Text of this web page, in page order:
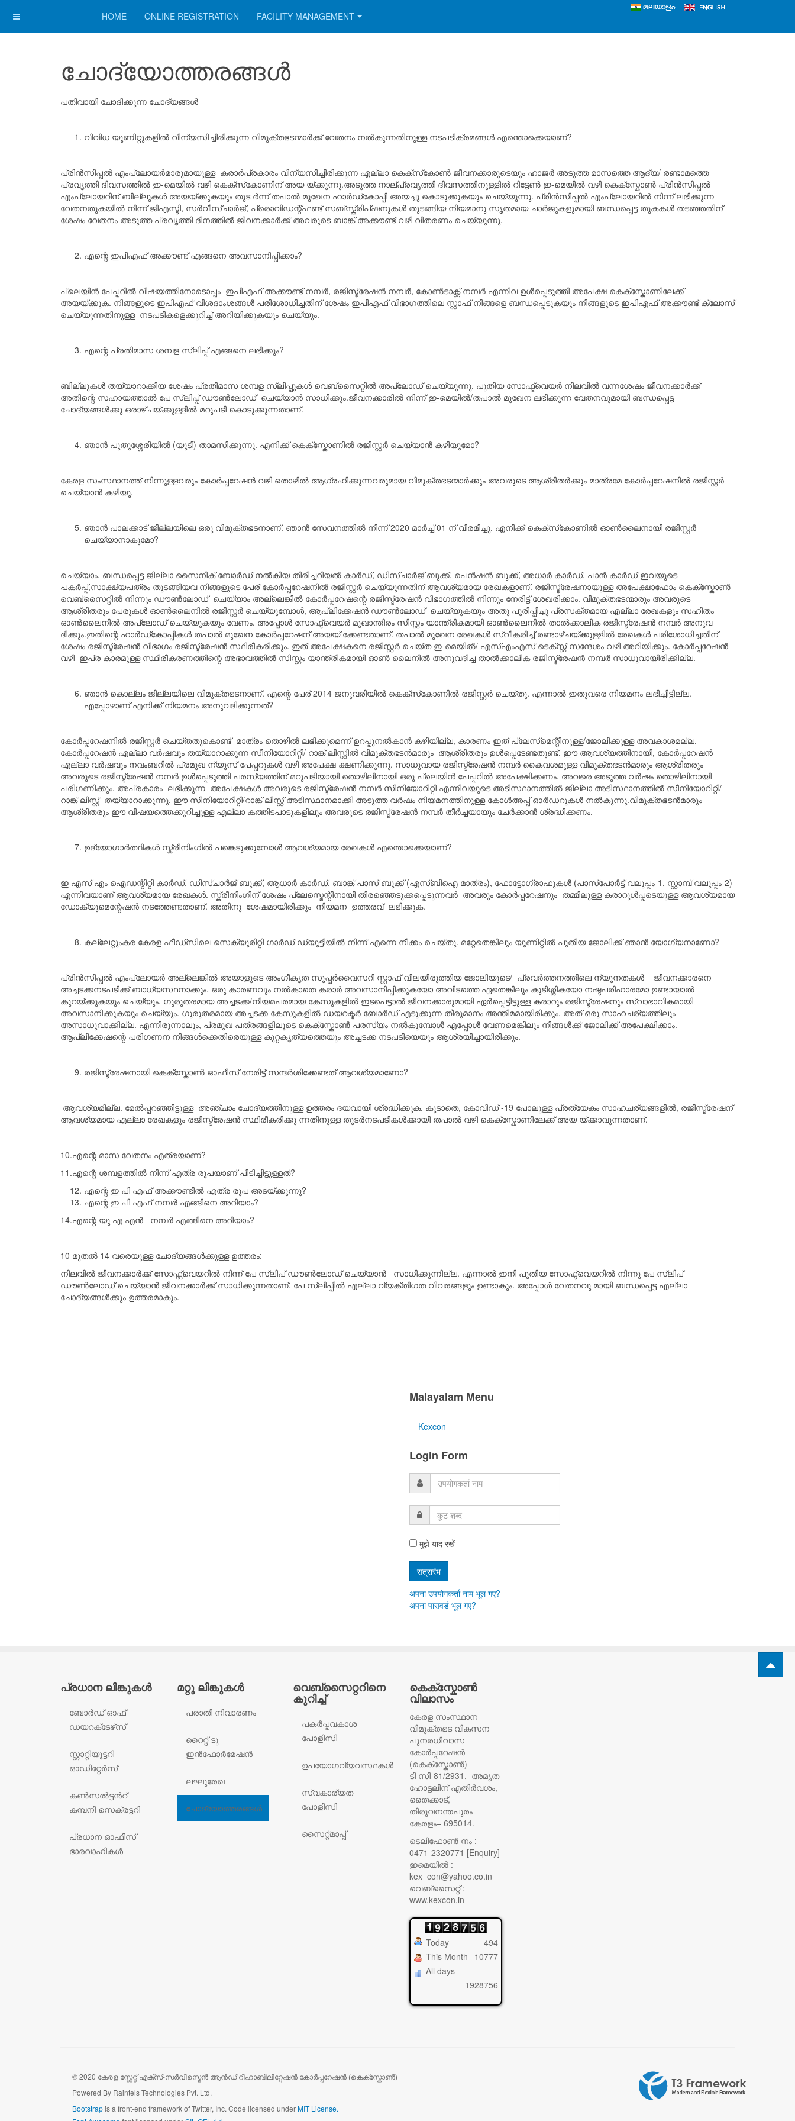
HOME ONLINE REGISTRATION FACILITY MANAGEMENT
ചോദ്യോത്തരങ്ങൾ
പതിവായി ചോദിക്കുന്ന ചോദ്യങ്ങൾ
വിവിധ യൂണിറ്റുകളിൽ വിന്യസിച്ചിരിക്കുന്ന വിമുക്തഭടന്മാർക്ക് വേതനം നൽകുന്നതിനുള്ള നടപടിക്രമങ്ങൾ എന്തൊക്കെയാണ്?
പ്രിൻസിപ്പൽ എംപ്ലോയർമാരുമായുള്ള കരാർപ്രകാരം വിന്യസിച്ചിരിക്കുന്ന എല്ലാ കെക്‌സ്‌കോൺ ജീവനക്കാരുടെയും ഹാജർ അടുത്ത മാസത്തെ ആദ്യ/ രണ്ടാമത്തെ
പ്രവൃത്തി ദിവസത്തിൽ ഇ-മെയിൽ വഴി കെക്‌സ്‌കോണിന് അയ യ്ക്കുന്നു.അടുത്ത നാല്പ്രവൃത്തി ദിവസത്തിനുള്ളിൽ റിട്ടേൺ ഇ-മെയിൽ വഴി കെക്സ്കോൺ പ്രിൻസിപ്പൽ
എം‌പ്ലോയറിന് ബില്ലുകൾ അയയ്ക്കുകയും തുട ർന്ന് തപാൽ മുഖേന ഹാർഡ്കോപ്പി അയച്ചു കൊടുക്കുകയും ചെയ്യുന്നു. പ്രിൻസിപ്പൽ എം‌പ്ലോയറിൽ നിന്ന് ലഭിക്കുന്ന
വേതനതുകയിൽ നിന്ന് ജിഎസ്ടി, സർവീസ്ചാർജ്, പ്രൊവിഡന്റ്ഫണ്ട് സബ്സ്ക്രിപ്ഷനുകൾ തുടങ്ങിയ നിയമാനു സൃതമായ ചാർജുകളുമായി ബന്ധപ്പെട്ട തുകകൾ തടഞ്ഞതിന്
ശേഷം വേതനം അടുത്ത പ്രവൃത്തി ദിനത്തിൽ ജീവനക്കാർക്ക് അവരുടെ ബാങ്ക് അക്കൗണ്ട് വഴി വിതരണം ചെയ്യുന്നു.
എന്റെ ഇപിഎഫ് അക്കൗണ്ട് എങ്ങനെ അവസാനിപ്പിക്കാം?
പ്ലെയിൻ പേപ്പറിൽ വിഷയത്തിനോടൊപ്പം ഇപിഎഫ് അക്കൗണ്ട് നമ്പർ, രജിസ്ട്രേഷൻ നമ്പർ, കോൺടാക്റ്റ് നമ്പർ എന്നിവ ഉൾപ്പെടുത്തി അപേക്ഷ കെക്സ്കോണിലേക്ക്
അയയ്ക്കുക. നിങ്ങളുടെ ഇപി‌എഫ് വിശദാംശങ്ങൾ പരിശോധിച്ചതിന് ശേഷം ഇപി‌എഫ് വിഭാഗത്തിലെ സ്റ്റാഫ് നിങ്ങളെ ബന്ധപ്പെടുകയും നിങ്ങളുടെ ഇപി‌എഫ് അക്കൗണ്ട് ക്ലോസ്
ചെയ്യുന്നതിനുള്ള നടപടികളെക്കുറിച്ച് അറിയിക്കുകയും ചെയ്യും.
എന്റെ പ്രതിമാസ ശമ്പള സ്ലിപ്പ് എങ്ങനെ ലഭിക്കും?
ബില്ലുകൾ തയ്യാറാക്കിയ ശേഷം പ്രതിമാസ ശമ്പള സ്ലിപ്പുകൾ വെബ്സൈറ്റിൽ അപ്‌ലോഡ് ചെയ്യുന്നു. പുതിയ സോഫ്ട്‍വെയർ നിലവിൽ വന്നശേഷം ജീവനക്കാർക്ക്
അതിന്റെ സഹായത്താൽ പേ സ്ലിപ്പ് ഡൗൺലോഡ് ചെയ്യാൻ സാധിക്കും.ജീവനക്കാരിൽ നിന്ന് ഇ-മെയിൽ/തപാൽ മുഖേന ലഭിക്കുന്ന വേതനവുമായി ബന്ധപ്പെട്ട
ചോദ്യങ്ങൾക്കു ഒരാഴ്ചയ്ക്കുള്ളിൽ മറുപടി കൊടുക്കുന്നതാണ്.
ഞാൻ പുതുശ്ശേരിയിൽ (യുടി) താമസിക്കുന്നു. എനിക്ക് കെക്സ്കോണിൽ രജിസ്റ്റർ ചെയ്യാൻ കഴിയുമോ?
കേരള സംസ്ഥാനത്ത് നിന്നുള്ളവരും കോർപ്പറേഷൻ വഴി തൊഴിൽ ആഗ്രഹിക്കുന്നവരുമായ വിമുക്തഭടന്മാർക്കും അവരുടെ ആശ്രിതർക്കും മാത്രമേ കോർപ്പറേഷനിൽ രജിസ്റ്റർ
ചെയ്യാൻ കഴിയൂ.
ഞാൻ പാലക്കാട് ജില്ലയിലെ ഒരു വിമുക്തഭടനാണ്. ഞാൻ സേവനത്തിൽ നിന്ന് 2020 മാർച്ച് 01 ന് വിരമിച്ചു. എനിക്ക് കെക്സ്‌കോണിൽ ഓൺലൈനായി രജിസ്റ്റർ
ചെയ്യാനാകുമോ?
ചെയ്യാം. ബന്ധപ്പെട്ട ജില്ലാ സൈനിക് ബോർഡ് നൽകിയ തിരിച്ചറിയൽ കാർഡ്, ഡിസ്ചാർജ് ബുക്ക്, പെൻഷൻ ബുക്ക്, അധാർ കാർഡ്, പാൻ കാർഡ് ഇവയുടെ
പകർപ്പ്,സാക്ഷ്യപത്രം തുടങ്ങിയവ നിങ്ങളുടെ പേര് കോർപ്പറേഷനിൽ രജിസ്റ്റർ ചെയ്യുന്നതിന് ആവശ്യമായ രേഖകളാണ്. രജിസ്ട്രേഷനായുള്ള അപേക്ഷാഫോം കെക്സ്കോൺ ‌
വെബ്‌സൈറ്റിൽ‌ നിന്നും ഡൗൺലോഡ് ചെയ്യാം അല്ലെങ്കിൽ‌ കോർപ്പറേഷന്റെ രജിസ്ട്രേഷൻ‌ വിഭാഗത്തിൽ‌ നിന്നും നേരിട്ട് ശേഖരിക്കാം. വിമുക്തഭടന്മാരും അവരുടെ
ആശ്രിതരും പേരുകൾ ഓൺലൈനിൽ രജിസ്റ്റർ ചെയ്യുമ്പോൾ, ആപ്ലിക്കേഷൻ ഡൗൺലോഡ് ചെയ്യുകയും അതു പൂരിപ്പിച്ചു പ്രസക്തമായ എല്ലാ രേഖകളും സഹിതം
ഓൺലൈനിൽ അപ്‌ലോഡ് ചെയ്യുകയും വേണം. അപ്പോൾ സോഫ്ട്‍വെയർ മുഖാന്തിരം സിസ്റ്റം യാന്ത്രികമായി ഓൺലൈനിൽ താൽക്കാലിക രജിസ്ട്രേഷൻ നമ്പർ അനുവ
ദിക്കും.ഇതിന്റെ ഹാർഡ്‌കോപ്പികൾ തപാൽ മുഖേന കോർപ്പറേഷന് അയയ്‌ ക്കേണ്ടതാണ്. തപാൽ മുഖേന രേഖകൾ സ്വീകരിച്ച് രണ്ടാഴ്ചയ്ക്കുള്ളിൽ രേഖകൾ പരിശോധിച്ചതിന്
ശേഷം രജിസ്ട്രേഷൻ വിഭാഗം രജിസ്ട്രേഷൻ സ്ഥിരീകരിക്കും. ഇത് അപേക്ഷകനെ രജിസ്റ്റർ ചെയ്ത ഇ-മെയിൽ/ എസ്എംഎസ് ടെക്സ്റ്റ് സന്ദേശം വഴി അറിയിക്കും. കോർപ്പറേഷൻ
വഴി ഇപ്ര കാരമുള്ള സ്ഥിരീകരണത്തിന്റെ അഭാവത്തിൽ സിസ്റ്റം യാന്ത്രികമായി ഓൺ ലൈനിൽ അനുവദിച്ച താൽക്കാലിക രജിസ്ട്രേഷൻ നമ്പർ സാധുവായിരിക്കില്ല.
ഞാൻ കൊല്ലം ജില്ലയിലെ വിമുക്തഭടനാണ്. എന്റെ പേര് 2014 ജനുവരിയിൽ കെക്‌സ്‌കോണിൽ രജിസ്റ്റർ ചെയ്‌തു. എന്നാൽ ഇതുവരെ നിയമനം ലഭിച്ചിട്ടില്ല.
എപ്പോഴാണ് എനിക്ക് നിയമനം അനുവദിക്കുന്നത്?
കോർപ്പറേഷനിൽ രജിസ്റ്റർ ചെയ്തതുകൊണ്ട് മാത്രം തൊഴിൽ ലഭിക്കുമെന്ന് ഉറപ്പുനൽകാൻ കഴിയില്ല, കാരണം ഇത് പ്ലേസ്‌മെന്റിനുള്ള/ജോലിക്കുള്ള അവകാശമല്ല.
കോർപ്പറേഷൻ എല്ലാ വർഷവും തയ്യാറാക്കുന്ന സീനിയോറിറ്റി/ റാങ്ക് ലിസ്റ്റിൽ വിമുക്തഭടൻമാരും ആശ്രിതരും ഉൾപ്പെടേണ്ടതുണ്ട്. ഈ ആവശ്യത്തിനായി, കോർപ്പറേഷൻ
എല്ലാ വർഷവും നവംബറിൽ പ്രമുഖ ന്യൂസ് പേപ്പറുകൾ വഴി അപേക്ഷ ക്ഷണിക്കുന്നു. സാധുവായ രജിസ്ട്രേഷൻ നമ്പർ കൈവശമുള്ള വിമുക്തഭടൻമാരും ആശ്രിതരും
അവരുടെ രജിസ്ട്രേഷൻ നമ്പർ ഉൾപ്പെടുത്തി പരസ്യത്തിന് മറുപടിയായി തൊഴിലിനായി ഒരു പ്ലെയിൻ പേപ്പറിൽ അപേക്ഷിക്കണം. അവരെ അടുത്ത വർഷം തൊഴിലിനായി
പരിഗണിക്കും. അപ്രകാരം ലഭിക്കുന്ന അപേക്ഷകൾ അവരുടെ രജിസ്ട്രേഷൻ നമ്പർ സീനിയോറിറ്റി എന്നിവയുടെ അടിസ്ഥാനത്തിൽ ജില്ലാ അടിസ്ഥാനത്തിൽ സീനിയോറിറ്റി/
റാങ്ക് ലിസ്റ്റ് തയ്യാറാക്കുന്നു. ഈ സീനിയോറിറ്റി/റാങ്ക് ലിസ്റ്റ് അടിസ്ഥാനമാക്കി അടുത്ത വർഷം നിയമനത്തിനുള്ള കോൾഅപ്പ് ഓർഡറുകൾ നൽകുന്നു.വിമുക്തഭടൻമാരും
ആശ്രിതരും ഈ വിഷയത്തെക്കുറിച്ചുള്ള എല്ലാ കത്തിടപാടുകളിലും അവരുടെ രജിസ്ട്രേഷൻ നമ്പർ തീർച്ചയായും ചേർക്കാൻ ശ്രദ്ധിക്കണം.
ഉദ്യോഗാർത്ഥികൾ സ്ക്രീനിംഗിൽ പങ്കെടുക്കുമ്പോൾ ആവശ്യമായ രേഖകൾ എന്തൊക്കെയാണ്?
ഇ എസ് എം ഐഡന്റിറ്റി കാർഡ്, ഡിസ്ചാർജ് ബുക്ക്, ആധാർ കാർഡ്, ബാങ്ക് പാസ് ബുക്ക് (എസ്‌ബി‌ഐ മാത്രം), ഫോട്ടോഗ്രാഫുകൾ (പാസ്‌പോർട്ട് വലുപ്പം-1, സ്റ്റാമ്പ് വലുപ്പം-2)
എന്നിവയാണ് ആവശ്യമായ രേഖകൾ. സ്ക്രീനിംഗിന് ശേഷം പ്ലേസ്മെന്റിനായി തിരഞ്ഞെടുക്കപ്പെടുന്നവർ അവരും കോർപ്പറേഷനും തമ്മിലുള്ള കരാറുൾപ്പടെയുള്ള ആവശ്യമായ
ഡോക്യുമെന്റേഷൻ നടത്തേണ്ടതാണ്. അതിനു ശേഷമായിരിക്കും നിയമന ഉത്തരവ് ലഭിക്കുക.
കല്ലേറ്റുംകര കേരള ഫീഡ്സിലെ സെക്യൂരിറ്റി ഗാർഡ് ഡ്യൂട്ടിയിൽ നിന്ന് എന്നെ നീക്കം ചെയ്തു. മറ്റേതെങ്കിലും യൂണിറ്റിൽ പുതിയ ജോലിക്ക് ഞാൻ യോഗ്യനാണോ?
പ്രിൻസിപ്പൽ എം‌പ്ലോയർ‌ അല്ലെങ്കിൽ‌ അയാളുടെ അംഗീകൃത സൂപ്പർ‌വൈസറി സ്റ്റാഫ് വിലയിരുത്തിയ ജോലിയുടെ/ പ്രവർത്തനത്തിലെ ന്യൂനതകൾ ജീവനക്കാരനെ
അച്ചടക്കനടപടിക്ക് ബാധ്യസ്ഥനാക്കും. ഒരു കാരണവും നൽകാതെ കരാർ‌ അവസാനിപ്പിക്കുകയോ അവിടത്തെ ഏതെങ്കിലും കുടിശ്ശികയോ നഷ്ടപരിഹാരമോ ഉണ്ടായാൽ
കുറയ്ക്കുകയും ചെയ്യും. ഗുരുതരമായ അച്ചടക്ക/നിയമപരമായ കേസുകളിൽ ഇടപെട്ടാൽ ജീവനക്കാരുമായി ഏർപ്പെട്ടിട്ടുള്ള കരാറും രജിസ്ട്രേഷനും സ്വാഭാവികമായി
അവസാനിക്കുകയും ചെയ്യും. ഗുരുതരമായ അച്ചടക്ക കേസുകളിൽ ഡയറക്ടർ ബോർഡ് എടുക്കുന്ന തീരുമാനം അന്തിമമായിരിക്കും, അത് ഒരു സാഹചര്യത്തിലും
അസാധുവാക്കില്ല. എന്നിരുന്നാലും, പ്രമുഖ പത്രങ്ങളിലൂടെ കെക്സ്കോൺ പരസ്യം നൽകുമ്പോൾ എപ്പോൾ വേണമെങ്കിലും നിങ്ങൾക്ക് ജോലിക്ക് അപേക്ഷിക്കാം.
ആപ്ലിക്കേഷന്റെ പരിഗണന നിങ്ങൾക്കെതിരെയുള്ള കുറ്റകൃത്യത്തെയും അച്ചടക്ക നടപടിയെയും ആശ്രയിച്ചായിരിക്കും.
രജിസ്ട്രേഷനായി കെക്സ്കോൺ ഓഫീസ് നേരിട്ട് സന്ദർശിക്കേണ്ടത് ആവശ്യമാണോ?
ആവശ്യമില്ല. മേൽപ്പറഞ്ഞിട്ടുള്ള അഞ്ചാം ചോദ്യത്തിനുള്ള ഉത്തരം ദയവായി ശ്രദ്ധിക്കുക. കൂടാതെ, കോവിഡ് -19 പോലുള്ള പ്രത്യേകം സാഹചര്യങ്ങളിൽ, രജിസ്ട്രേഷന്
ആവശ്യമായ എല്ലാ രേഖകളും രജിസ്ട്രേഷൻ സ്ഥിരീകരിക്കു ന്നതിനുള്ള തുടർനടപടികൾക്കായി തപാൽ വഴി കെക്സ്കോണിലേക്ക് അയ യ്ക്കാവുന്നതാണ്.
10.എന്റെ മാസ വേതനം എത്രയാണ്?
11.എന്റെ ശമ്പളത്തിൽ നിന്ന് എത്ര രൂപയാണ് പിടിച്ചിട്ടുള്ളത്?
എന്റെ ഇ പി എഫ് അക്കൗണ്ടിൽ എത്ര രൂപ അടയ്ക്കുന്നു?
എന്റെ ഇ പി എഫ് നമ്പർ എങ്ങിനെ അറിയാം?
14.എന്റെ യു എ എൻ നമ്പർ എങ്ങിനെ അറിയാം?
10 മുതൽ 14 വരെയുള്ള ചോദ്യങ്ങൾക്കുള്ള ഉത്തരം:
നിലവിൽ ജീവനക്കാർക്ക് സോഫ്റ്റ്‌വെയറിൽ നിന്ന് പേ സ്ലിപ് ഡൗൺലോഡ് ചെയ്യാൻ സാധിക്കുന്നില്ല. എന്നാൽ ഇനി പുതിയ സോഫ്ട്‍വെയറിൽ നിന്നു പേ സ്ലിപ്
ഡൗൺലോഡ് ചെയ്യാൻ ജീവനക്കാർക്ക് സാധിക്കുന്നതാണ്. പേ സ്ലിപ്പിൽ എല്ലാ വ്യക്തിഗത വിവരങ്ങളും ഉണ്ടാകും. അപ്പോൾ വേതനവു മായി ബന്ധപ്പെട്ട എല്ലാ
ചോദ്യങ്ങൾക്കും ഉത്തരമാകും.
Malayalam Menu
Kexcon
Login Form
मुझे याद रखें
अपना उपयोगकर्ता नाम भूल गए?
अपना पासवर्ड भूल गए?
പ്രധാന ലിങ്കുകൾ
ബോർഡ് ഓഫ്
ഡയറക്‌ടേഴ്‌സ്
സ്റ്റാറ്റിയൂട്ടറി
ഓഡിറ്റേർസ്
കൺസൽട്ടൻറ്
കമ്പനി സെക്രട്ടറി
പ്രധാന ഓഫീസ്
ഭാരവാഹികൾ
മറ്റു ലിങ്കുകൾ
പരാതി നിവാരണം
റൈറ്റ് ടു
ഇൻഫോർമേഷൻ
ലഘുരേഖ
ചോദ്യോത്തരങ്ങൾ
വെബ്സൈറ്ററിനെ
കുറിച്ച്
പകര്‍പ്പവകാശ
പോളിസി
ഉപയോഗവ്യവസ്ഥകൾ
സ്വകാര്യത
പോളിസി
സൈറ്റ്മാപ്പ്
കെക്സ്കോൺ
വിലാസം
കേരള സംസ്ഥാന
വിമുക്തഭട വികസന
പുനരധിവാസ
കോർപ്പറേഷൻ
(കെക്സ്കോൺ)
ടി സി-81/2931, അമൃത
ഹോട്ടലിന് എതിർവശം,
തൈക്കാട്,
തിരുവനന്തപുരം
കേരളം– 695014.
ടെലിഫോൺ നം :
0471-2320771 [Enquiry]
ഇമെയിൽ :
kex_con@yahoo.co.in
വെബ്സൈറ്റ് :
www.kexcon.in
Today
This Month
All days
494
10777
1928756
© 2020 കേരള സ്റ്റേറ്റ് എക്സ്-സർവീസ്മെൻ ആൻഡ് റീഹാബിലിറ്റേഷൻ കോർപ്പറേഷൻ (കെക്സ്കോൺ)
Powered By Raintels Technologies Pvt. Ltd.
Bootstrapis a front-end framework of Twitter, Inc. Code licensed underMIT License.